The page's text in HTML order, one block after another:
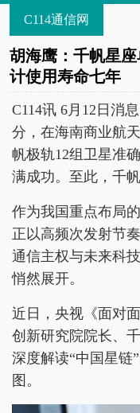
C114通信网
胡海鹰：千帆星
计使用寿命七年
C114讯 6月12日消
分，在海南商业航
帆极轨12组卫星准
满成功。至此，千
作为我国重点布局
正以高频次发射节
通信主权与未来科
悄然展开。
近日，央视《面对
创新研究院院长、
深度解读“中国星链
图。